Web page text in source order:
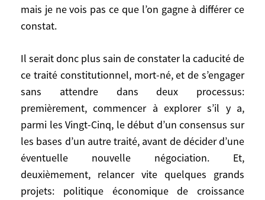
mais je ne vois pas ce que l’on gagne à différer ce
constat.
Il serait donc plus sain de constater la caducité de
ce traité constitutionnel, mort-né, et de s’engager
sans attendre dans deux processus:
premièrement, commencer à explorer s’il y a,
parmi les Vingt-Cinq, le début d’un consensus sur
les bases d’un autre traité, avant de décider d’une
éventuelle nouvelle négociation. Et,
deuxièmement, relancer vite quelques grands
projets: politique économique de croissance
sur le traité constitutionnel. Aucun
président en France ne prendra l’initiative
texte, et les Britanniques ne voteront pas
non plus. Mme Merkel ne pourra pas
même, pendant la présidence allemande,
obtenir l’unanimité des Vingt-Cinq. On
peut le regretter, mais je ne vois pas ce que
l’on gagne à différer ce constat.
Il serait donc plus sain de constater la
caducité de ce traité constitutionnel, mort-
né, et de s’engager sans attendre dans